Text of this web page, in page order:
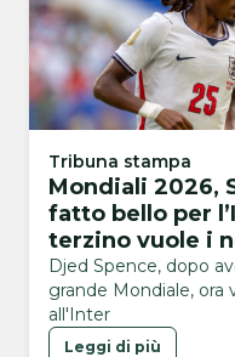
Tribuna stampa
Mondiali 2026,
fatto bello per
terzino vuole i
Djed Spence, dopo
grande Mondiale, ora
all'Inter
Leggi di più